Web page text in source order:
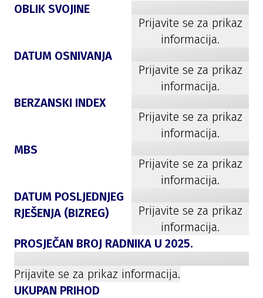
OBLIK SVOJINE
Prijavite se za prikaz
informacija.
DATUM OSNIVANJA
Prijavite se za prikaz
informacija.
BERZANSKI INDEX
Prijavite se za prikaz
informacija.
MBS
Prijavite se za prikaz
informacija.
DATUM POSLJEDNJEG
RJEŠENJA (BIZREG)
Prijavite se za prikaz
informacija.
PROSJEČAN BROJ RADNIKA U 2025.
Prijavite se za prikaz informacija.
UKUPAN PRIHOD